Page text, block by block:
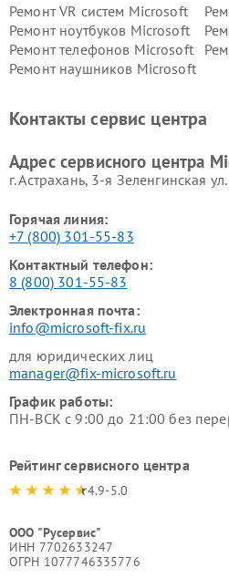
Ремонт VR систем Microsoft
Ремонт ноутбуков Microsoft
Ремонт телефонов Microsoft
Ремонт наушников Microsoft
Контакты сервис центра
Адрес сервисного центра
г. Астрахань, 3-я Зеленгинская
Горячая линия:
+7 (800) 301-55-83
Контактный телефон:
8 (800) 301-55-83
Электронная почта:
info@microsoft-fix.ru
для юридических лиц
manager@fix-microsoft.ru
График работы:
ПН-ВСК с 9:00 до 21:00 без
Рейтинг сервисного центра
4.9-5.0
ООО "Русервис"
ИНН 7702633247
ОГРН 1077746335776